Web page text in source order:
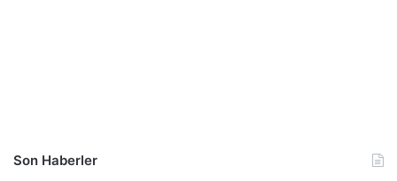
Son Haberler